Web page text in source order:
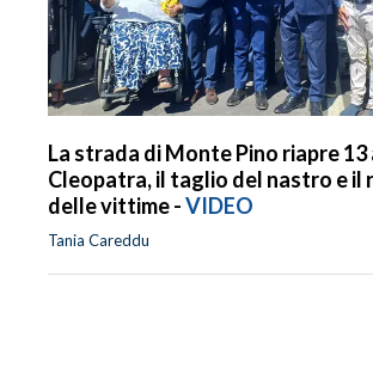
La strada di Monte Pino riapre 13
Cleopatra, il taglio del nastro e il
delle vittime -VIDEO
Tania Careddu